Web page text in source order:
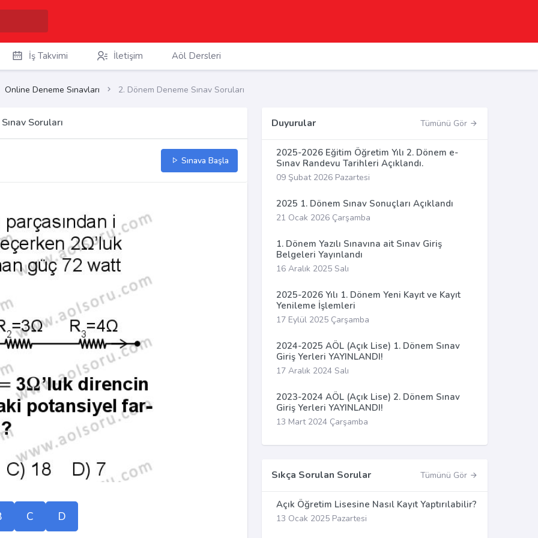
İş Takvimi İletişim Aöl Dersleri
Online Deneme Sınavları 2. Dönem Deneme Sınav Soruları
Soruları
Sınava Başla
C D
Duyurular Tümünü Gör
2025-2026 Eğitim Öğretim Yılı 2. Dönem e-
Sınav Randevu Tarihleri Açıklandı.
09 Şubat 2026 Pazartesi
2025 1. Dönem Sınav Sonuçları Açıklandı
21 Ocak 2026 Çarşamba
1. Dönem Yazılı Sınavına ait Sınav Giriş
Belgeleri Yayınlandı
16 Aralık 2025 Salı
2025-2026 Yılı 1. Dönem Yeni Kayıt ve Kayıt
Yenileme İşlemleri
17 Eylül 2025 Çarşamba
2024-2025 AÖL (Açık Lise) 1. Dönem Sınav
Giriş Yerleri YAYINLANDI!
17 Aralık 2024 Salı
2023-2024 AÖL (Açık Lise) 2. Dönem Sınav
Giriş Yerleri YAYINLANDI!
13 Mart 2024 Çarşamba
Sıkça Sorulan Sorular Tümünü Gör
Açık Öğretim Lisesine Nasıl Kayıt Yaptırılabilir?
13 Ocak 2025 Pazartesi